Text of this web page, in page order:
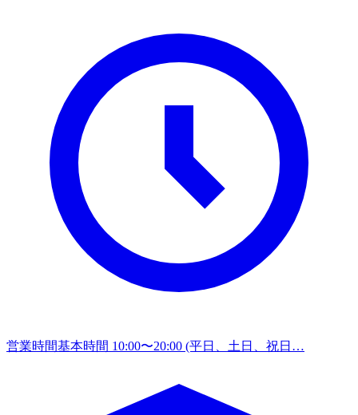
営業時間基本時間 10:00〜20:00 (平日、土日、祝日…